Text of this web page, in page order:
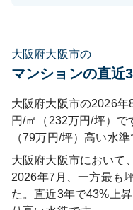
大阪府大阪市の
マンションの直近
大阪府大阪市の2026
円/㎡（232万円/坪）で
（79万円/坪）高い水準
大阪府大阪市において
2026年7月
、一方最も
た。直近3年で43%上